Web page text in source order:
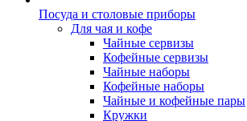
Посуда и столовые приборы
Для чая и кофе
Чайные сервизы
Кофейные сервизы
Чайные наборы
Кофейные наборы
Чайные и кофейные пары
Кружки